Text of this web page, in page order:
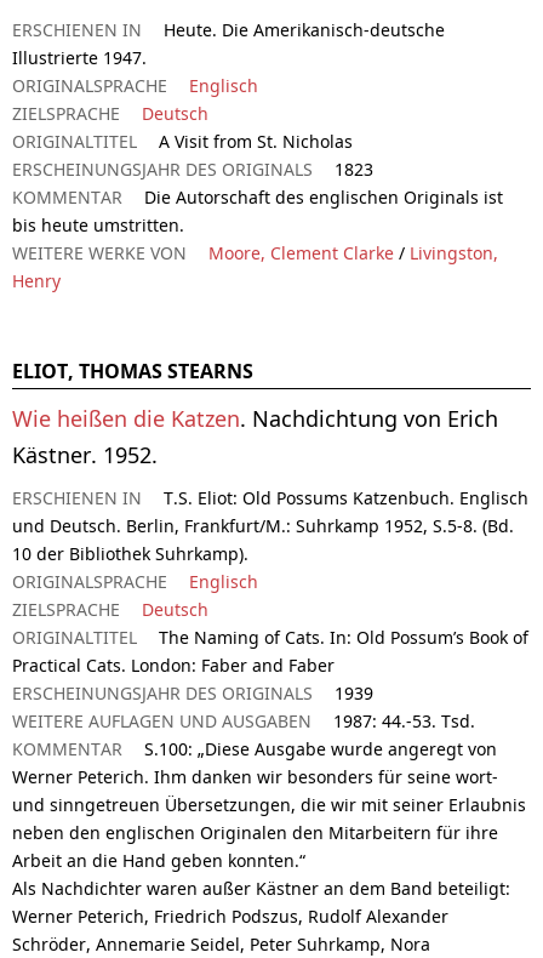
ERSCHIENEN IN
Heute. Die Amerikanisch-deutsche
Illustrierte 1947.
ORIGINALSPRACHE
Englisch
ZIELSPRACHE
Deutsch
ORIGINALTITEL
A Visit from St. Nicholas
ERSCHEINUNGSJAHR DES ORIGINALS
1823
KOMMENTAR
Die Autorschaft des englischen Originals ist
bis heute umstritten.
WEITERE WERKE VON
Moore, Clement Clarke / Livingston,
Henry
ELIOT, THOMAS STEARNS
Wie heißen die Katzen. Nachdichtung von Erich
Kästner. 1952.
ERSCHIENEN IN
T.S. Eliot: Old Possums Katzenbuch. Englisch
und Deutsch. Berlin, Frankfurt/M.: Suhrkamp 1952, S.5-8. (Bd.
10 der Bibliothek Suhrkamp).
ORIGINALSPRACHE
Englisch
ZIELSPRACHE
Deutsch
ORIGINALTITEL
The Naming of Cats. In: Old Possum’s Book of
Practical Cats. London: Faber and Faber
ERSCHEINUNGSJAHR DES ORIGINALS
1939
WEITERE AUFLAGEN UND AUSGABEN
1987: 44.-53. Tsd.
KOMMENTAR
S.100: „Diese Ausgabe wurde angeregt von
Werner Peterich. Ihm danken wir besonders für seine wort-
und sinngetreuen Übersetzungen, die wir mit seiner Erlaubnis
neben den englischen Originalen den Mitarbeitern für ihre
Arbeit an die Hand geben konnten.“
Als Nachdichter waren außer Kästner an dem Band beteiligt:
Werner Peterich, Friedrich Podszus, Rudolf Alexander
Schröder, Annemarie Seidel, Peter Suhrkamp, Nora